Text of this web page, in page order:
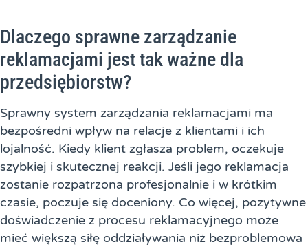
Dlaczego sprawne zarządzanie
reklamacjami jest tak ważne dla
przedsiębiorstw?
Sprawny system zarządzania reklamacjami ma
bezpośredni wpływ na relacje z klientami i ich
lojalność. Kiedy klient zgłasza problem, oczekuje
szybkiej i skutecznej reakcji. Jeśli jego reklamacja
zostanie rozpatrzona profesjonalnie i w krótkim
czasie, poczuje się doceniony. Co więcej, pozytywne
doświadczenie z procesu reklamacyjnego może
mieć większą siłę oddziaływania niż bezproblemowa